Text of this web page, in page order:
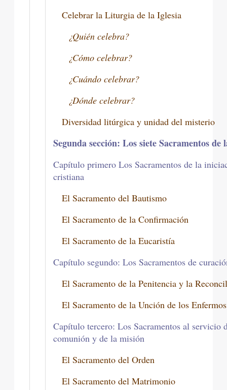
Celebrar la Liturgia de la Iglesia
¿Quién celebra?
¿Cómo celebrar?
¿Cuándo celebrar?
¿Dónde celebrar?
Diversidad litúrgica y unidad del misterio
Segunda sección: Los siete Sacramentos de
Capítulo primero Los Sacramentos de la
cristiana
El Sacramento del Bautismo
El Sacramento de la Confirmación
El Sacramento de la Eucaristía
Capítulo segundo: Los Sacramentos de
El Sacramento de la Penitencia y la
El Sacramento de la Unción de los Enfermos
Capítulo tercero: Los Sacramentos al servicio
comunión y de la misión
El Sacramento del Orden
El Sacramento del Matrimonio